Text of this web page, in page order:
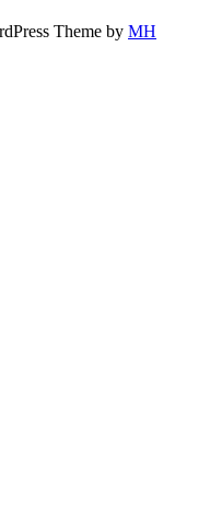
Theme by MH